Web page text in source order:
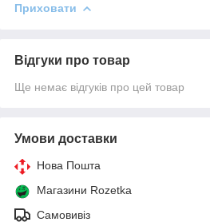
Приховати
Відгуки про товар
Ще немає відгуків про цей товар
Умови доставки
Нова Пошта
Магазини Rozetka
Самовивіз